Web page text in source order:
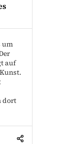
um
auf
dort